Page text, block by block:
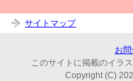
サイトマップ
お
このサイトに掲載のイラ
Copyright (C)